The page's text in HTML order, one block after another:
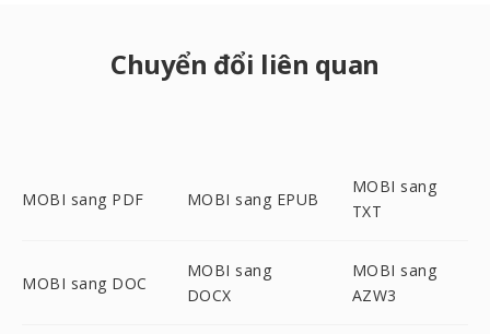
Chuyển đổi liên quan
MOBI sang PDF MOBI sang EPUB
MOBI sang
TXT
MOBI sang DOC
MOBI sang
DOCX
MOBI sang
AZW3